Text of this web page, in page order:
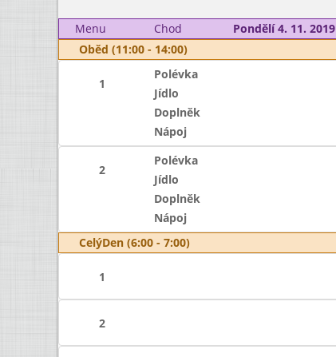
Menu
Chod Pondělí 4. 11. 2019
Oběd (11:00 - 14:00)
1
Polévka
Jídlo
Doplněk
Nápoj
2
Polévka
Jídlo
Doplněk
Nápoj
CelýDen (6:00 - 7:00)
1
2